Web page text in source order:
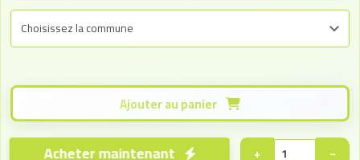
−
+
Acheter maintenant